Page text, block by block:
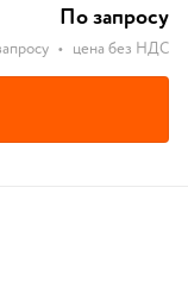
По запросу
• цена без НДС